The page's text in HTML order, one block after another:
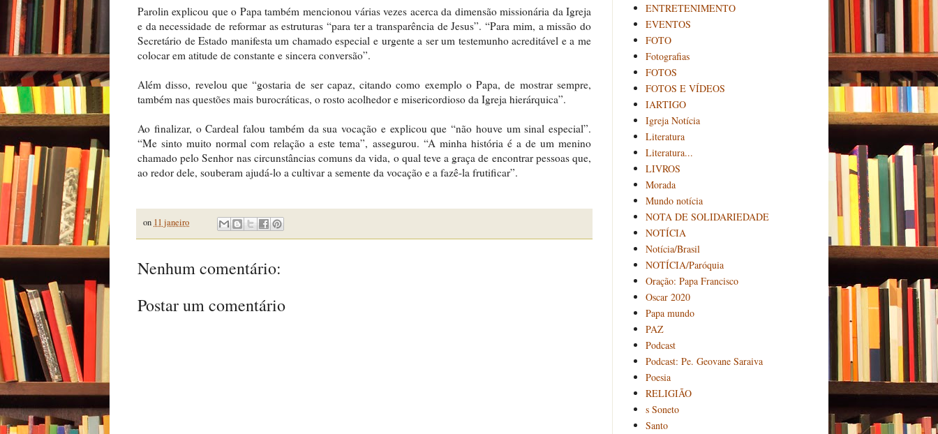
Parolin explicou que o Papa também mencionou várias vezes acerca da dimensão missionária da Igreja
e da necessidade de reformar as estruturas “para ter a transparência de Jesus”. “Para mim, a missão do
Secretário de Estado manifesta um chamado especial e urgente a ser um testemunho acreditável e a me
colocar em atitude de constante e sincera conversão”.
Além disso, revelou que “gostaria de ser capaz, citando como exemplo o Papa, de mostrar sempre,
também nas questões mais burocráticas, o rosto acolhedor e misericordioso da Igreja hierárquica”.
Ao finalizar, o Cardeal falou também da sua vocação e explicou que “não houve um sinal especial”.
“Me sinto muito normal com relação a este tema”, assegurou. “A minha história é a de um menino
chamado pelo Senhor nas circunstâncias comuns da vida, o qual teve a graça de encontrar pessoas que,
ao redor dele, souberam ajudá-lo a cultivar a semente da vocação e a fazê-la frutificar”.
on 11 janeiro
Nenhum comentário:
Postar um comentário
ENTRETENIMENTO
EVENTOS
FOTO
Fotografias
FOTOS
FOTOS E VÍDEOS
IARTIGO
Igreja Notícia
Literatura
Literatura...
LIVROS
Morada
Mundo notícia
NOTA DE SOLIDARIEDADE
NOTÍCIA
Notícia/Brasil
NOTÍCIA/Paróquia
Oração: Papa Francisco
Oscar 2020
Papa mundo
PAZ
Podcast
Podcast: Pe. Geovane Saraiva
Poesia
RELIGIÃO
s Soneto
Santo